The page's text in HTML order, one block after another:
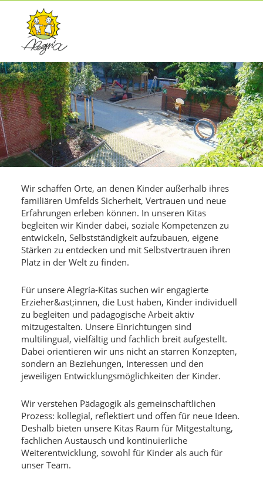
Wir schaffen Orte, an denen Kinder außerhalb ihres
familiären Umfelds Sicherheit, Vertrauen und neue
Erfahrungen erleben können. In unseren Kitas
begleiten wir Kinder dabei, soziale Kompetenzen zu
entwickeln, Selbstständigkeit aufzubauen, eigene
Stärken zu entdecken und mit Selbstvertrauen ihren
Platz in der Welt zu finden.
Für unsere Alegría-Kitas suchen wir engagierte
Erzieher&ast;innen, die Lust haben, Kinder individuell
zu begleiten und pädagogische Arbeit aktiv
mitzugestalten. Unsere Einrichtungen sind
multilingual, vielfältig und fachlich breit aufgestellt.
Dabei orientieren wir uns nicht an starren Konzepten,
sondern an Beziehungen, Interessen und den
jeweiligen Entwicklungsmöglichkeiten der Kinder.
Wir verstehen Pädagogik als gemeinschaftlichen
Prozess: kollegial, reflektiert und offen für neue Ideen.
Deshalb bieten unsere Kitas Raum für Mitgestaltung,
fachlichen Austausch und kontinuierliche
Weiterentwicklung, sowohl für Kinder als auch für
unser Team.